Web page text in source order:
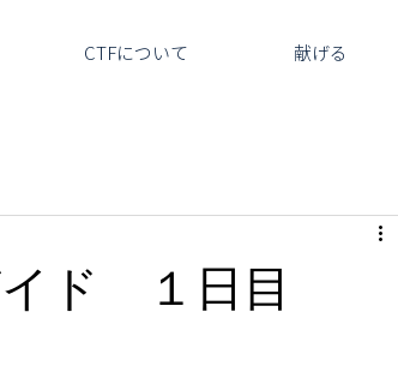
CTFについて 献げる
ド １日目